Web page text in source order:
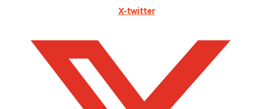
X-twitter